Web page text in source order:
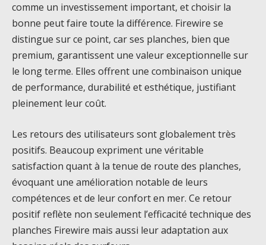
comme un investissement important, et choisir la
bonne peut faire toute la différence. Firewire se
distingue sur ce point, car ses planches, bien que
premium, garantissent une valeur exceptionnelle sur
le long terme. Elles offrent une combinaison unique
de performance, durabilité et esthétique, justifiant
pleinement leur coût.
Les retours des utilisateurs sont globalement très
positifs. Beaucoup expriment une véritable
satisfaction quant à la tenue de route des planches,
évoquant une amélioration notable de leurs
compétences et de leur confort en mer. Ce retour
positif reflète non seulement l’efficacité technique des
planches Firewire mais aussi leur adaptation aux